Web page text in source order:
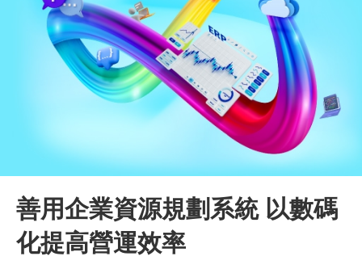
善用企業資源規劃系統 以數碼
化提高營運效率